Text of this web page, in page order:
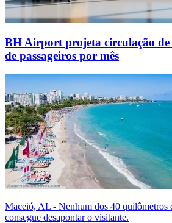
BH Airport projeta circulação de
de passageiros por mês
Maceió, AL - Nenhum dos 40 quilômetros
consegue desapontar o visitante.